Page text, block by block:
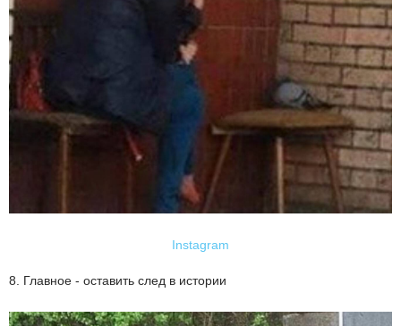
Instagram
8. Главное - оставить след в истории